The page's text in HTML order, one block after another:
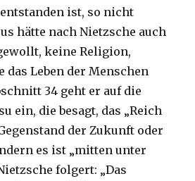
ist, so nicht
hätte nach Nietzsche auch
keine Religion,
Leben der Menschen
34 geht er auf die
ein, die besagt, das „Reich
der Zukunft oder
es ist „mitten unter
folgert: „Das